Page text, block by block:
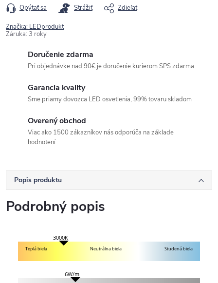
Opýtať sa Strážiť Zdieľať
Značka: LEDprodukt
Záruka: 3 roky
Doručenie zdarma
Pri objednávke nad 90€ je doručenie kurierom SPS zdarma
Garancia kvality
Sme priamy dovozca LED osvetlenia, 99% tovaru skladom
Overený obchod
Viac ako 1500 zákazníkov nás odporúča na základe
hodnotení
Popis produktu
Podrobný popis
3000K
Teplá biela Neutrálna biela Studená biela
6W/m